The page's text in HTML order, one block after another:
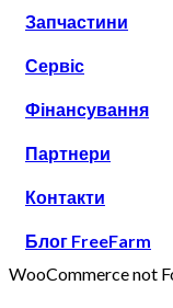
Запчастини
Сервіс
Фінансування
Партнери
Контакти
Блог FreeFarm
WooCommerce not